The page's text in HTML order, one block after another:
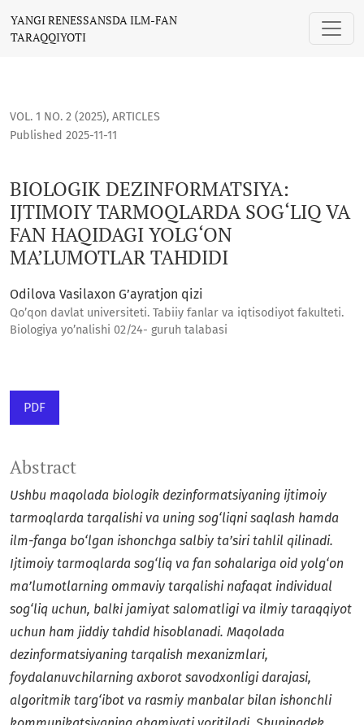
BIOLOGIK DEZINFORMATSIYA: IJTIMOIY TARMOQLARDA
YANGI RENESSANSDA ILM-FAN
TARAQQIYOTI
VOL. 1 NO. 2 (2025), ARTICLES
BIOLOGIK DEZINFORMATSIYA:
IJTIMOIY TARMOQLARDA SOG‘LIQ VA
FAN HAQIDAGI YOLG‘ON
MA’LUMOTLAR TAHDIDI
Published 2025-11-11
Odilova Vasilaxon Gʼayratjon qizi
Qo’qon davlat universiteti. Tabiiy fanlar va iqtisodiyot fakulteti.
Biologiya yo’nalishi 02/24- guruh talabasi
PDF
Abstract
Ushbu maqolada biologik dezinformatsiyaning ijtimoiy
tarmoqlarda tarqalishi va uning sog‘liqni saqlash hamda
ilm-fanga bo‘lgan ishonchga salbiy ta’siri tahlil qilinadi.
Ijtimoiy tarmoqlarda sog‘liq va fan sohalariga oid yolg‘on
ma’lumotlarning ommaviy tarqalishi nafaqat individual
sog‘liq uchun, balki jamiyat salomatligi va ilmiy taraqqiyot
uchun ham jiddiy tahdid hisoblanadi. Maqolada
dezinformatsiyaning tarqalish mexanizmlari,
foydalanuvchilarning axborot savodxonligi darajasi,
algoritmik targ‘ibot va rasmiy manbalar bilan ishonchli